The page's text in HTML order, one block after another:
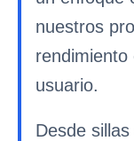
nuestros
rendimiento
usuario.
Desde